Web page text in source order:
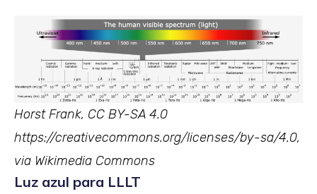
Horst Frank, CC BY-SA 4.0
https://creativecommons.org/licenses/by-sa/4.0,
via Wikimedia Commons
Luz azul para LLLT